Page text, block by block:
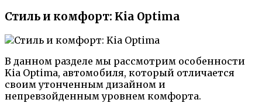
Стиль и комфорт: Kia Optima
В данном разделе мы рассмотрим особенности
Kia Optima, автомобиля, который отличается
своим утонченным дизайном и
непревзойденным уровнем комфорта.